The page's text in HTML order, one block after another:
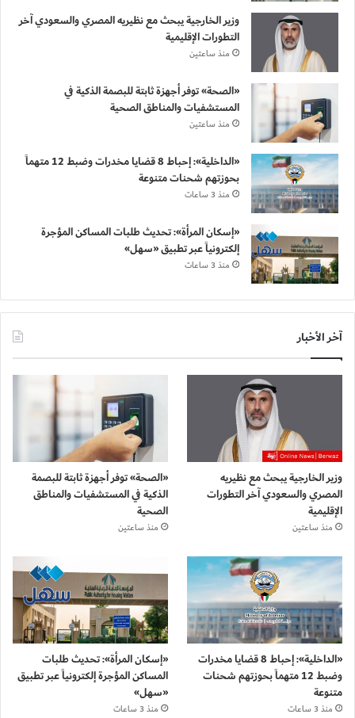
وزير الخارجية يبحث مع نظيريه المصري والسعودي آخر
التطورات الإقليمية
منذ ساعتين
«الصحة» توفر أجهزة ثابتة للبصمة الذكية في
المستشفيات والمناطق الصحية
منذ ساعتين
«الداخلية»: إحباط 8 قضايا مخدرات وضبط 12 متهماً
بحوزتهم شحنات متنوعة
منذ 3 ساعات
«إسكان المرأة»: تحديث طلبات المساكن المؤجرة
إلكترونياً عبر تطبيق «سهل»
منذ 3 ساعات
آخر الأخبار
وزير الخارجية يبحث مع نظيريه
المصري والسعودي آخر التطورات
الإقليمية
منذ ساعتين
«الصحة» توفر أجهزة ثابتة للبصمة
الذكية في المستشفيات والمناطق
الصحية
منذ ساعتين
«الداخلية»: إحباط 8 قضايا مخدرات
وضبط 12 متهماً بحوزتهم شحنات
متنوعة
منذ 3 ساعات
«إسكان المرأة»: تحديث طلبات
المساكن المؤجرة إلكترونياً عبر تطبيق
«سهل»
منذ 3 ساعات